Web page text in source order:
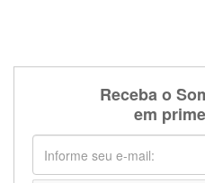
Receba o
em